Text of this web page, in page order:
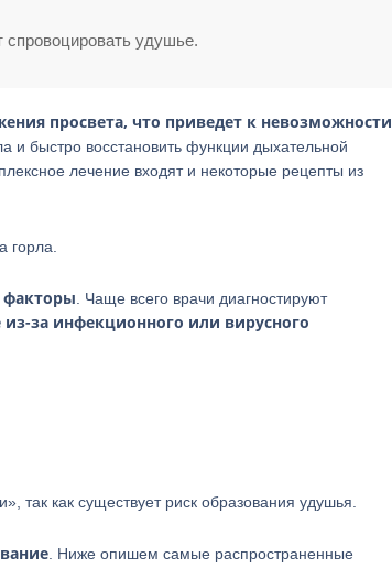
спровоцировать удушье.
просвета, что приведет к невозможности
и быстро восстановить функции дыхательной
лечение входят и некоторые рецепты из
горла.
. Чаще всего врачи диагностируют
из-за инфекционного или вирусного
так как существует риск образования удушья.
. Ниже опишем самые распространенные